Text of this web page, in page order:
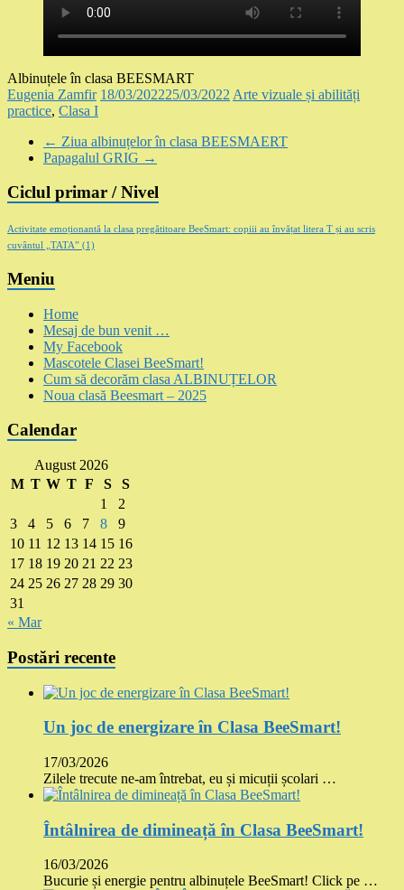
Albinuțele în clasa BEESMART
Eugenia Zamfir 18/03/202225/03/2022 Arte vizuale și abilități
practice, Clasa I
← Ziua albinuțelor în clasa BEESMAERT
Papagalul GRIG →
Ciclul primar / Nivel
Activitate emoționantă la clasa pregătitoare BeeSmart: copiii au învățat litera T și au scris
cuvântul „TATA” (1)
Meniu
Home
Mesaj de bun venit …
My Facebook
Mascotele Clasei BeeSmart!
Cum să decorăm clasa ALBINUȚELOR
Noua clasă Beesmart – 2025
Calendar
August 2026
M T W T F S
S
1
2
3
4 5 6 7 8
9
10 11 12 13 14 15 16
17 18 19 20 21 22 23
24 25 26 27 28 29 30
31
« Mar
Postări recente
Un joc de energizare în Clasa BeeSmart!
17/03/2026
Zilele trecute ne-am întrebat, eu și micuții școlari …
Întâlnirea de dimineață în Clasa BeeSmart!
16/03/2026
Bucurie și energie pentru albinuțele BeeSmart! Click pe …